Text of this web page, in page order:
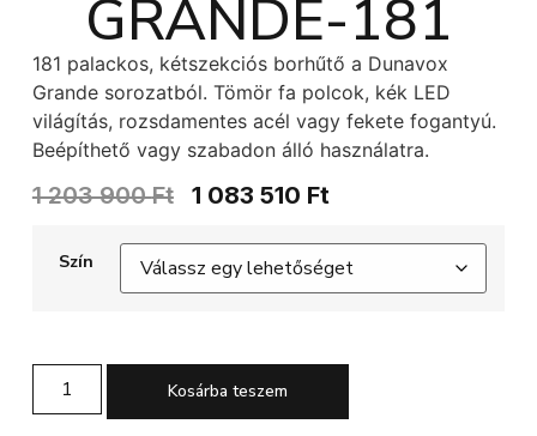
GRANDE-181
181 palackos, kétszekciós borhűtő a Dunavox
Grande sorozatból. Tömör fa polcok, kék LED
világítás, rozsdamentes acél vagy fekete fogantyú.
Beépíthető vagy szabadon álló használatra.
1 203 900Ft 1 083 510 Ft
Szín
Kosárba teszem